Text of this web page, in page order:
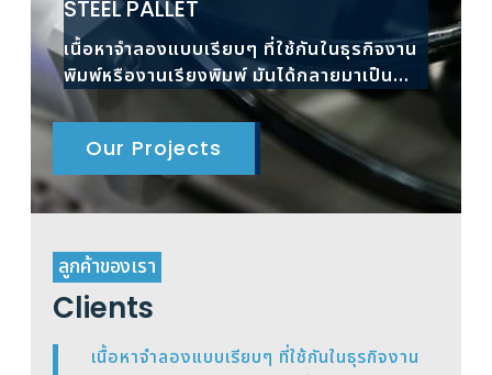
STEEL PALLET
เนื้อหาจำลองแบบเรียบๆ ที่ใช้กันในธุรกิจงาน
พิมพ์หรืองานเรียงพิมพ์ มันได้กลายมาเป็น
เนื้อหาจำลองมาตรฐาน
เนื้อ
Our Projects
ลูกค้าของเรา
Clients
เนื้อหาจำลองแบบเรียบๆ ที่ใช้กันในธุรกิจงาน